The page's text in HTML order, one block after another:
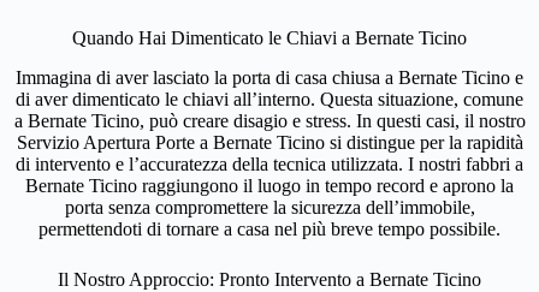
Quando Hai Dimenticato le Chiavi a Bernate Ticino
Immagina di aver lasciato la porta di casa chiusa a Bernate Ticino e
di aver dimenticato le chiavi all’interno. Questa situazione, comune
a Bernate Ticino, può creare disagio e stress. In questi casi, il nostro
Servizio Apertura Porte a Bernate Ticino si distingue per la rapidità
di intervento e l’accuratezza della tecnica utilizzata. I nostri fabbri a
Bernate Ticino raggiungono il luogo in tempo record e aprono la
porta senza compromettere la sicurezza dell’immobile,
permettendoti di tornare a casa nel più breve tempo possibile.
Il Nostro Approccio: Pronto Intervento a Bernate Ticino